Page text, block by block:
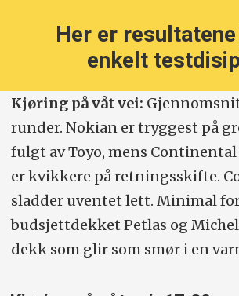
Her er
enkelt
Kjøring på våt vei:
runder. Nokian er tryggest på
fulgt av Toyo, mens
er kvikkere på retningsskifte.
sladder uventet lett. Minimal
budsjettdekket Petlas og
dekk som glir som smør i en